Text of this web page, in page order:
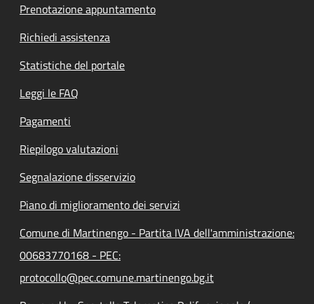
Prenotazione appuntamento
Richiedi assistenza
Statistiche del portale
Leggi le FAQ
Pagamenti
Riepilogo valutazioni
Segnalazione disservizio
Piano di miglioramento dei servizi
Comune di Martinengo - Partita IVA dell'amministrazione:
00683770168 - PEC:
protocollo@pec.comune.martinengo.bg.it